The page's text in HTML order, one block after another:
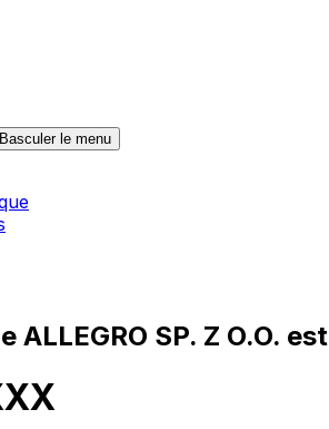
Basculer le menu
ALLEGRO SP. Z O.O. est